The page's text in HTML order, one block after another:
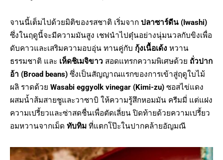
จานนี้เต็มไปด้วยมิติของรสชาติ เริ่มจาก ปลาซาร์ดีน (Iwashi)
ซึ่งในฤดูนี้จะมีความมันสูง เชฟนำไปตุ๋นอย่างนุ่มนวลกับขิงเพื่อ
ดับคาวและเสริมความอบอุ่น ทานคู่กับ กุ้งเนื้อเด้ง หวาน
ธรรมชาติ และ เห็ดชิเมจิขาว สอดแทรกความพิเศษด้วย ถั่วปาก
อ้า (Broad beans) ซึ่งเป็นสัญญาณแรกของการเข้าสู่ฤดูใบไม้
ผลิ ราดด้วย Wasabi eggyolk vinegar (Kimi-zu) ซอสไข่แดง
ผสมน้ำส้มสายชูและวาซาบิ ให้ความรู้สึกหอมมัน ครีมมี่ แต่แฝง
ความเปรี้ยวและซ่าสดชื่นเพื่อตัดเลี่ยน ปิดท้ายด้วยความเปรี้ยว
อมหวานจากเม็ด ทับทิม ที่แตกโป๊ะในปากคล้ายอัญมณี